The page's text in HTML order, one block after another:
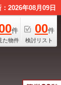
2026年08月09日
件
た物件
00件
検討リスト